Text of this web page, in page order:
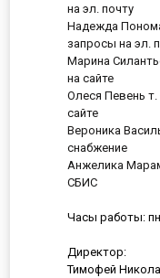
на эл. почту
Надежда
запросы на эл.
Марина
на сайте
Олеся Певень т.
сайте
Вероника
снабжение
Анжелика
СБИС
Часы работы: пн
Директор:
Тимофей